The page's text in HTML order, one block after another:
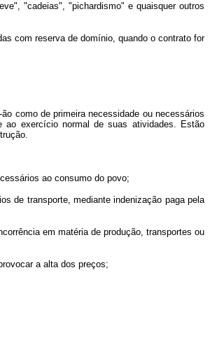
"cadeias", "pichardismo" e quaisquer outros
com reserva de domínio, quando o contrato for
como de primeira necessidade ou necessários
ao exercício normal de suas atividades. Estão
ao consumo do povo;
de transporte, mediante indenização paga pela
em matéria de produção, transportes ou
a alta dos preços;